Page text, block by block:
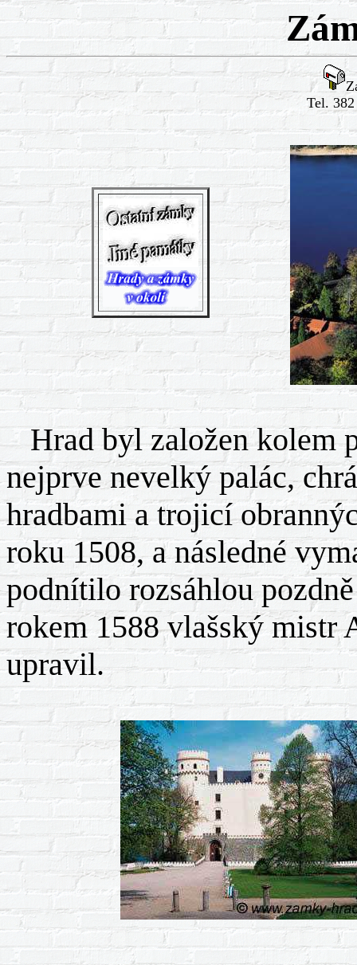
Tel.
Hrad byl založen kolem
nejprve nevelký palác,
hradbami a trojicí
roku 1508, a následné
podnítilo rozsáhlou
rokem 1588 vlašský mistr
upravil.